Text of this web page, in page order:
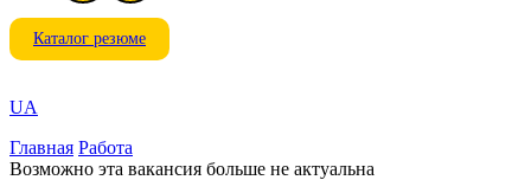
Каталог резюме
UA
Главная Работа
Возможно эта вакансия больше не актуальна